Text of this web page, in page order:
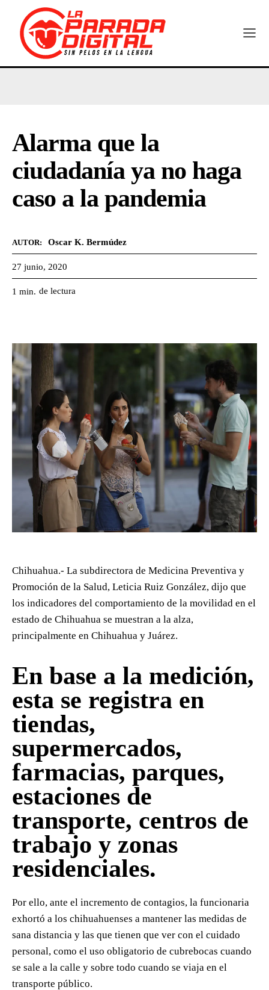
Alarma que la
ciudadanía ya no haga
caso a la pandemia
AUTOR: Oscar K. Bermúdez
27 junio, 2020
1 min. de lectura
Chihuahua.- La subdirectora de Medicina Preventiva y
Promoción de la Salud, Leticia Ruiz González, dijo que
los indicadores del comportamiento de la movilidad en el
estado de Chihuahua se muestran a la alza,
principalmente en Chihuahua y Juárez.
En base a la medición,
esta se registra en
tiendas,
supermercados,
farmacias, parques,
estaciones de
transporte, centros de
trabajo y zonas
residenciales.
Por ello, ante el incremento de contagios, la funcionaria
exhortó a los chihuahuenses a mantener las medidas de
sana distancia y las que tienen que ver con el cuidado
personal, como el uso obligatorio de cubrebocas cuando
se sale a la calle y sobre todo cuando se viaja en el
transporte público.